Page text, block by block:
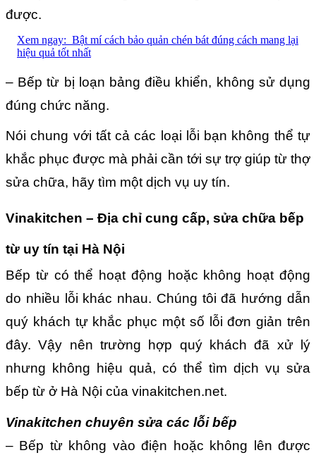
được.
Xem ngay: Bật mí cách bảo quản chén bát đúng cách mang lại
hiệu quả tốt nhất
– Bếp từ bị loạn bảng điều khiển, không sử dụng
đúng chức năng.
Nói chung với tất cả các loại lỗi bạn không thể tự
khắc phục được mà phải cần tới sự trợ giúp từ thợ
sửa chữa, hãy tìm một dịch vụ uy tín.
Vinakitchen – Địa chỉ cung cấp, sửa chữa bếp
từ uy tín tại Hà Nội
Bếp từ có thể hoạt động hoặc không hoạt động
do nhiều lỗi khác nhau. Chúng tôi đã hướng dẫn
quý khách tự khắc phục một số lỗi đơn giản trên
đây. Vậy nên trường hợp quý khách đã xử lý
nhưng không hiệu quả, có thể tìm dịch vụ sửa
bếp từ ở Hà Nội của vinakitchen.net.
Vinakitchen chuyên sửa các lỗi bếp
– Bếp từ không vào điện hoặc không lên được